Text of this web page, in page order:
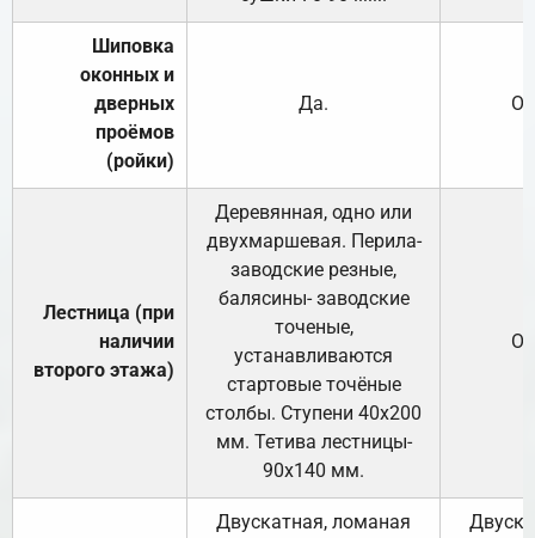
Шиповка
оконных и
дверных
проёмов
(ройки)
Да.
Лестница (при
наличии
второго этажа)
Деревянная, одно или
двухмаршевая. Перила-
заводские резные,
балясины- заводские
точеные,
устанавливаются
стартовые точёные
столбы. Ступени 40х200
мм. Тетива лестницы-
90х140 мм.
Двускатная, ломаная